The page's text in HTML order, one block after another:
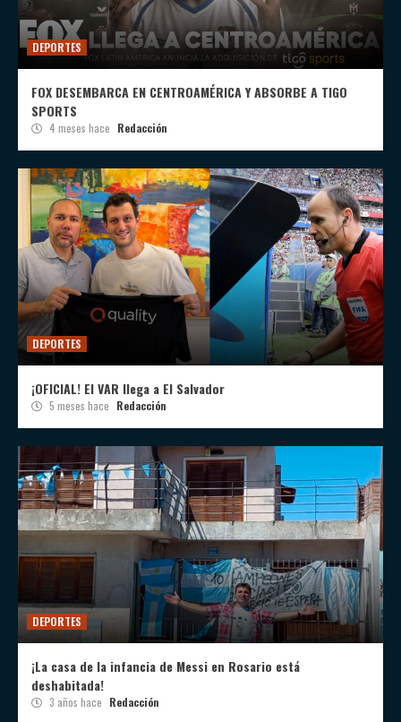
DEPORTES
FOX DESEMBARCA EN CENTROAMÉRICA Y ABSORBE A TIGO
SPORTS
4 meses hace Redacción
DEPORTES
¡OFICIAL! El VAR llega a El Salvador
5 meses hace Redacción
DEPORTES
¡La casa de la infancia de Messi en Rosario está
deshabitada!
3 años hace Redacción